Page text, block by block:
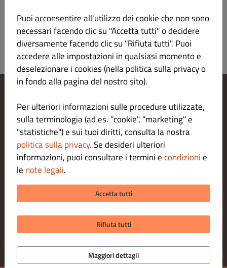
BIRRE
Modifica le impostazioni dei cookie
Contattaci
Informativa sulla privacy
Termini e condizioni
Legal notice
METODI DI PAGAMENTO PER LA CONSEGNA A DOMICILIO
METODI DI PAGAMENTO PER L' ASPORTO
© 2026 Pizzeria Kana's
Software gestione ordini e take away fornito da
Puoi acconsentire all'utilizzo dei cookie che non sono
necessari facendo clic su "Accetta tutti" o decidere
diversamente facendo clic su "Rifiuta tutti". Puoi
accedere alle impostazioni in qualsiasi momento e
deselezionare i cookies (nella politica sulla privacy o
in fondo alla pagina del nostro sito).
Per ulteriori informazioni sulle procedure utilizzate,
sulla terminologia (ad es. "cookie", "marketing" e
"statistiche") e sui tuoi diritti, consulta la nostra
politica sulla privacy. Se desideri ulteriori
informazioni, puoi consultare i termini econdizionie
le note legali.
Accetta tutti
Rifiuta tutti
Maggiori dettagli